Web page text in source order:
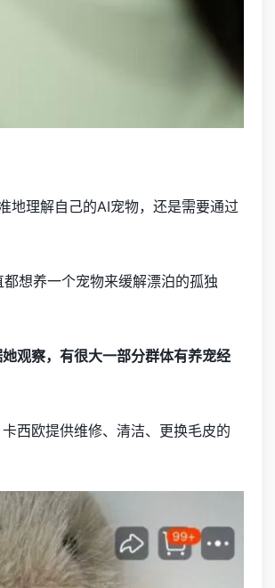
地理解自己的AI宠物，还是需要通过
想养一个宠物来缓解漂泊的孤独
观察，有很大一部分群体有养宠经
西欧提供维修、清洁、更换毛皮的